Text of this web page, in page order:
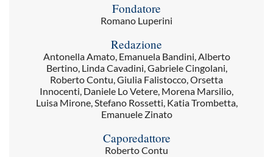
Fondatore
Romano Luperini
Redazione
Antonella Amato, Emanuela Bandini, Alberto
Bertino, Linda Cavadini, Gabriele Cingolani,
Roberto Contu, Giulia Falistocco, Orsetta
Innocenti, Daniele Lo Vetere, Morena Marsilio,
Luisa Mirone, Stefano Rossetti, Katia Trombetta,
Emanuele Zinato
Caporedattore
Roberto Contu